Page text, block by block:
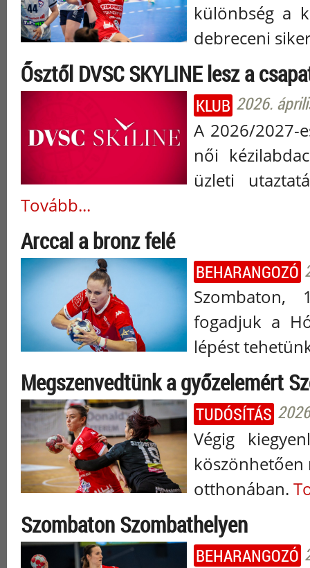
különbség a
debreceni
Ősztől DVSC SKYLINE lesz a
KLUB 2026.
A 2026/2027-
női
üzleti
Tovább...
Arccal a bronz felé
BEHARANGOZÓ
Szombaton,
fogadjuk a
lépést
Megszenvedtünk a győzelemért
TUDÓSÍTÁS
Végig
köszönhetően
otthonában.
Szombaton Szombathelyen
BEHARANGOZÓ